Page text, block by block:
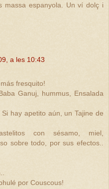
massa espanyola. Un ví dolç i
a les 10:43
fresquito!
Ganuj, hummus, Ensalada
hay apetito aún, un Tajine de
con sésamo, miel,
sobre todo, por sus efectos..
por Couscous!